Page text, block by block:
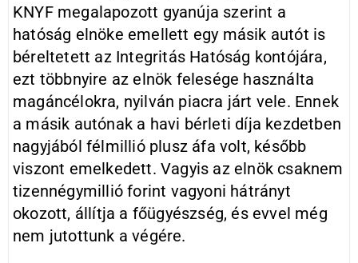
KNYF megalapozott gyanúja szerint a
hatóság elnöke emellett egy másik autót is
béreltetett az Integritás Hatóság kontójára,
ezt többnyire az elnök felesége használta
magáncélokra, nyilván piacra járt vele. Ennek
a másik autónak a havi bérleti díja kezdetben
nagyjából félmillió plusz áfa volt, később
viszont emelkedett. Vagyis az elnök csaknem
tizennégymillió forint vagyoni hátrányt
okozott, állítja a főügyészség, és evvel még
nem jutottunk a végére.